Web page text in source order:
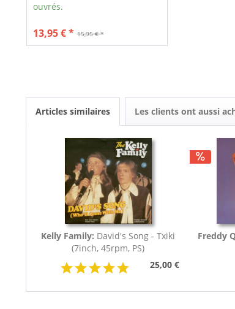
ouvrés.
15,95 € *
13,95 € *
Articles similaires Les clients ont aussi
Kelly Family: David's Song - Txiki
(7inch, 45rpm, PS)
25,00 €
Freddy